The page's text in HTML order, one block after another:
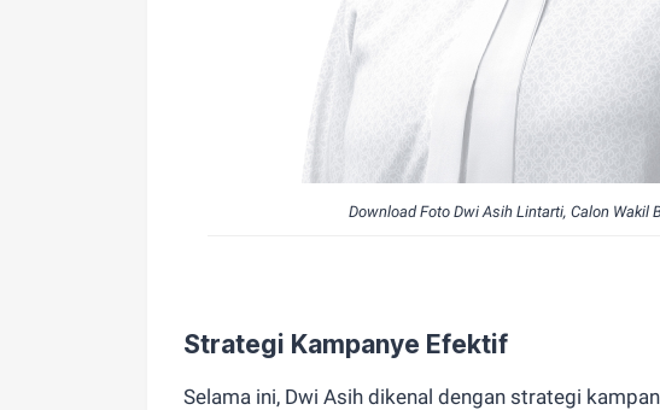
Download Foto Dwi Asih Lintarti, Calon Wakil
Strategi Kampanye Efektif
Selama ini, Dwi Asih dikenal dengan strategi